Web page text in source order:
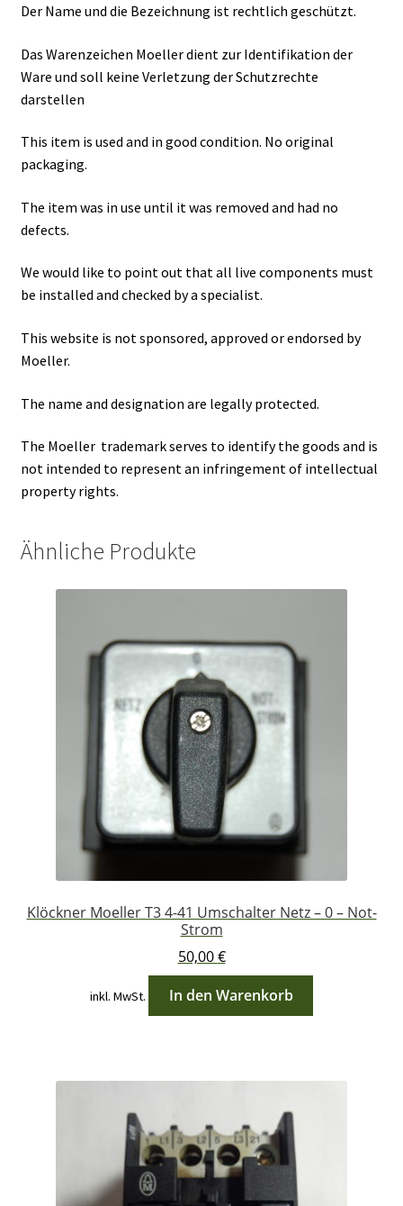
Der Name und die Bezeichnung ist rechtlich geschützt.
Das Warenzeichen Moeller dient zur Identifikation der
Ware und soll keine Verletzung der Schutzrechte
darstellen
This item is used and in good condition. No original
packaging.
The item was in use until it was removed and had no
defects.
We would like to point out that all live components must
be installed and checked by a specialist.
This website is not sponsored, approved or endorsed by
Moeller.
The name and designation are legally protected.
The Moeller trademark serves to identify the goods and is
not intended to represent an infringement of intellectual
property rights.
Ähnliche Produkte
Klöckner Moeller T3 4-41 Umschalter Netz – 0 – Not-
Strom
50,00€
inkl. MwSt. In den Warenkorb